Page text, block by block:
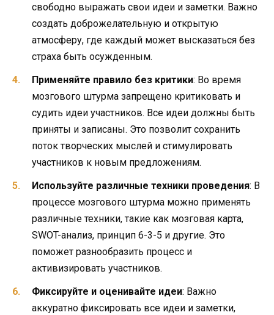
свободно выражать свои идеи и заметки. Важно
создать доброжелательную и открытую
атмосферу, где каждый может высказаться без
страха быть осужденным.
Применяйте правило без критики: Во время
мозгового штурма запрещено критиковать и
судить идеи участников. Все идеи должны быть
приняты и записаны. Это позволит сохранить
поток творческих мыслей и стимулировать
участников к новым предложениям.
Используйте различные техники проведения: В
процессе мозгового штурма можно применять
различные техники, такие как мозговая карта,
SWOT-анализ, принцип 6-3-5 и другие. Это
поможет разнообразить процесс и
активизировать участников.
Фиксируйте и оценивайте идеи: Важно
аккуратно фиксировать все идеи и заметки,